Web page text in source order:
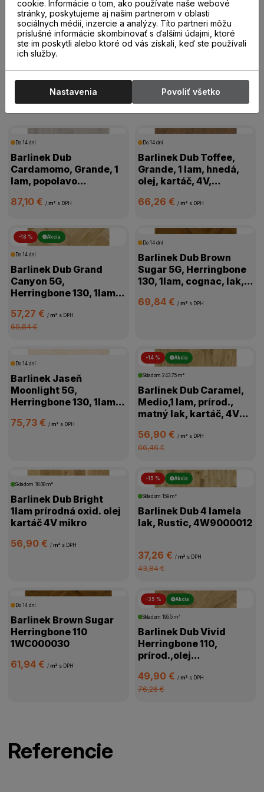
/m²s DPH /m² s DPH
Drevené parkety
Drevené parkety
Do 14 dní
Barlinek Dub
Cardamomo, Grande, 1
lam, popolavo
4V mikro, 1WG000665
87,10 €/ m² s DPH
Do 14 dní
Barlinek Dub Toffee,
Grande, 1 lam, hnedá,
olej, kartáč, 4V,
66,26 € / m² s DPH
-18 % Akcia
Do 14 dní
Barlinek Dub Grand
Canyon 5G,
Herringbone 130, 1lam,
kartáč,4V,1WC000011
57,27 €/ m² s DPH
69,84 €
Do 14 dní
Barlinek Dub Brown
Sugar 5G, Herringbone
130, 1lam, cognac, lak,
69,84 € / m² s DPH
Do 14 dní
Barlinek Jaseň
Moonlight 5G,
Herringbone 130, 1lam,
mikro, 1WC000018
75,73 €/ m² s DPH
-14 % Akcia
Skladom 243.75 m²
Barlinek Dub Caramel,
Medio,1 lam, prírod.,
matný lak, kartáč, 4V
56,90 € / m² s DPH
66,46 €
Skladom18.08 m²
Barlinek Dub Bright
1lam prírodná oxid. olej
kartáč 4V mikro
56,90 €/ m² s DPH
-15 % Akcia
Skladom 159 m²
Barlinek Dub 4 lamela
lak, Rustic, 4W9000012
37,26 € / m² s DPH
43,84 €
Do 14 dní
Barlinek Brown Sugar
Herringbone 110
1WC000030
61,94 €/ m² s DPH
-35 % Akcia
Skladom 195.5 m²
Barlinek Dub Vivid
Herringbone 110,
prírod.,olej
mikro,1WC000058
49,90 € / m² s DPH
76,26 €
Referencie
cookie. Informácie o tom, ako používate naše webové
stránky, poskytujeme aj našim partnerom v oblasti
sociálnych médií, inzercie a analýzy. Títo partneri môžu
príslušné informácie skombinovať s ďalšími údajmi, ktoré
ste im poskytli alebo ktoré od vás získali, keď ste používali
ich služby.
Nastavenia Povoliť všetko